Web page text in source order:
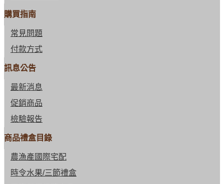
購買指南
常見問題
付款方式
訊息公告
最新消息
促銷商品
檢驗報告
商品禮盒目錄
農漁產國際宅配
時令水果/三節禮盒